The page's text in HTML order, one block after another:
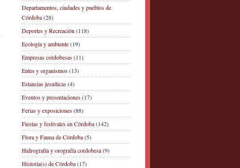
Departamentos, ciudades y pueblos de
Córdoba(28)
Deportes y Recreación (118)
Ecología y ambiente(19)
Empresas cordobesas(11)
Entes y organismos(13)
Estancias jesuíticas(4)
Eventos y presentaciones(17)
Ferias y exposiciones(88)
Fiestas y festivales en Córdoba(142)
Flora y Fauna de Córdoba(5)
Hidrografía y orografía cordobesa(9)
Historia(s) de Córdoba(17)